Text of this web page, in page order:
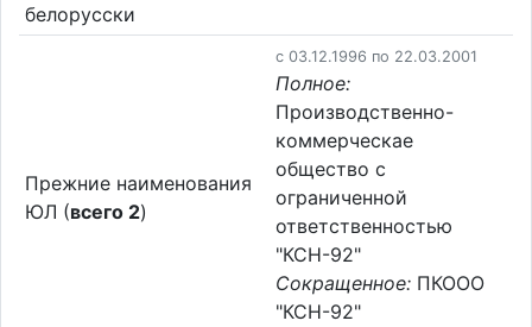
белорусски
Прежние наименования
ЮЛ (всего 2)
c 03.12.1996 по 22.03.2001
Полное:
Производственно-
коммерческае
общество с
ограниченной
ответственностью
"КСН-92"
Сокращенное: ПКООО
"КСН-92"